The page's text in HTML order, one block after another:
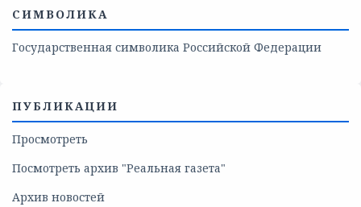
СИМВОЛИКА
Государственная символика Российской Федерации
ПУБЛИКАЦИИ
Просмотреть
Посмотреть архив "Реальная газета"
Архив новостей